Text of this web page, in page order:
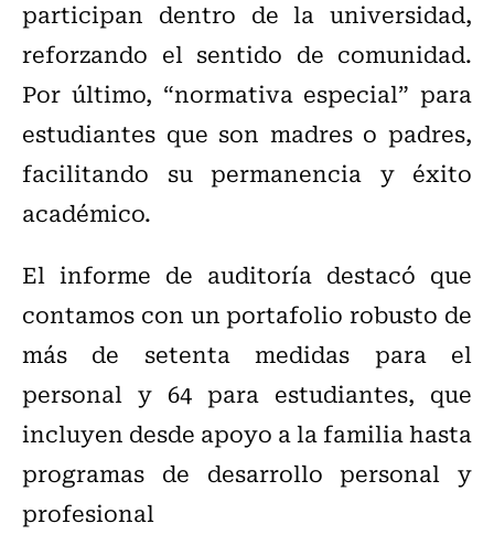
participan dentro de la universidad,
reforzando el sentido de comunidad.
Por último, “normativa especial” para
estudiantes que son madres o padres,
facilitando su permanencia y éxito
académico.
El informe de auditoría destacó que
contamos con un portafolio robusto de
más de setenta medidas para el
personal y 64 para estudiantes, que
incluyen desde apoyo a la familia hasta
programas de desarrollo personal y
profesional